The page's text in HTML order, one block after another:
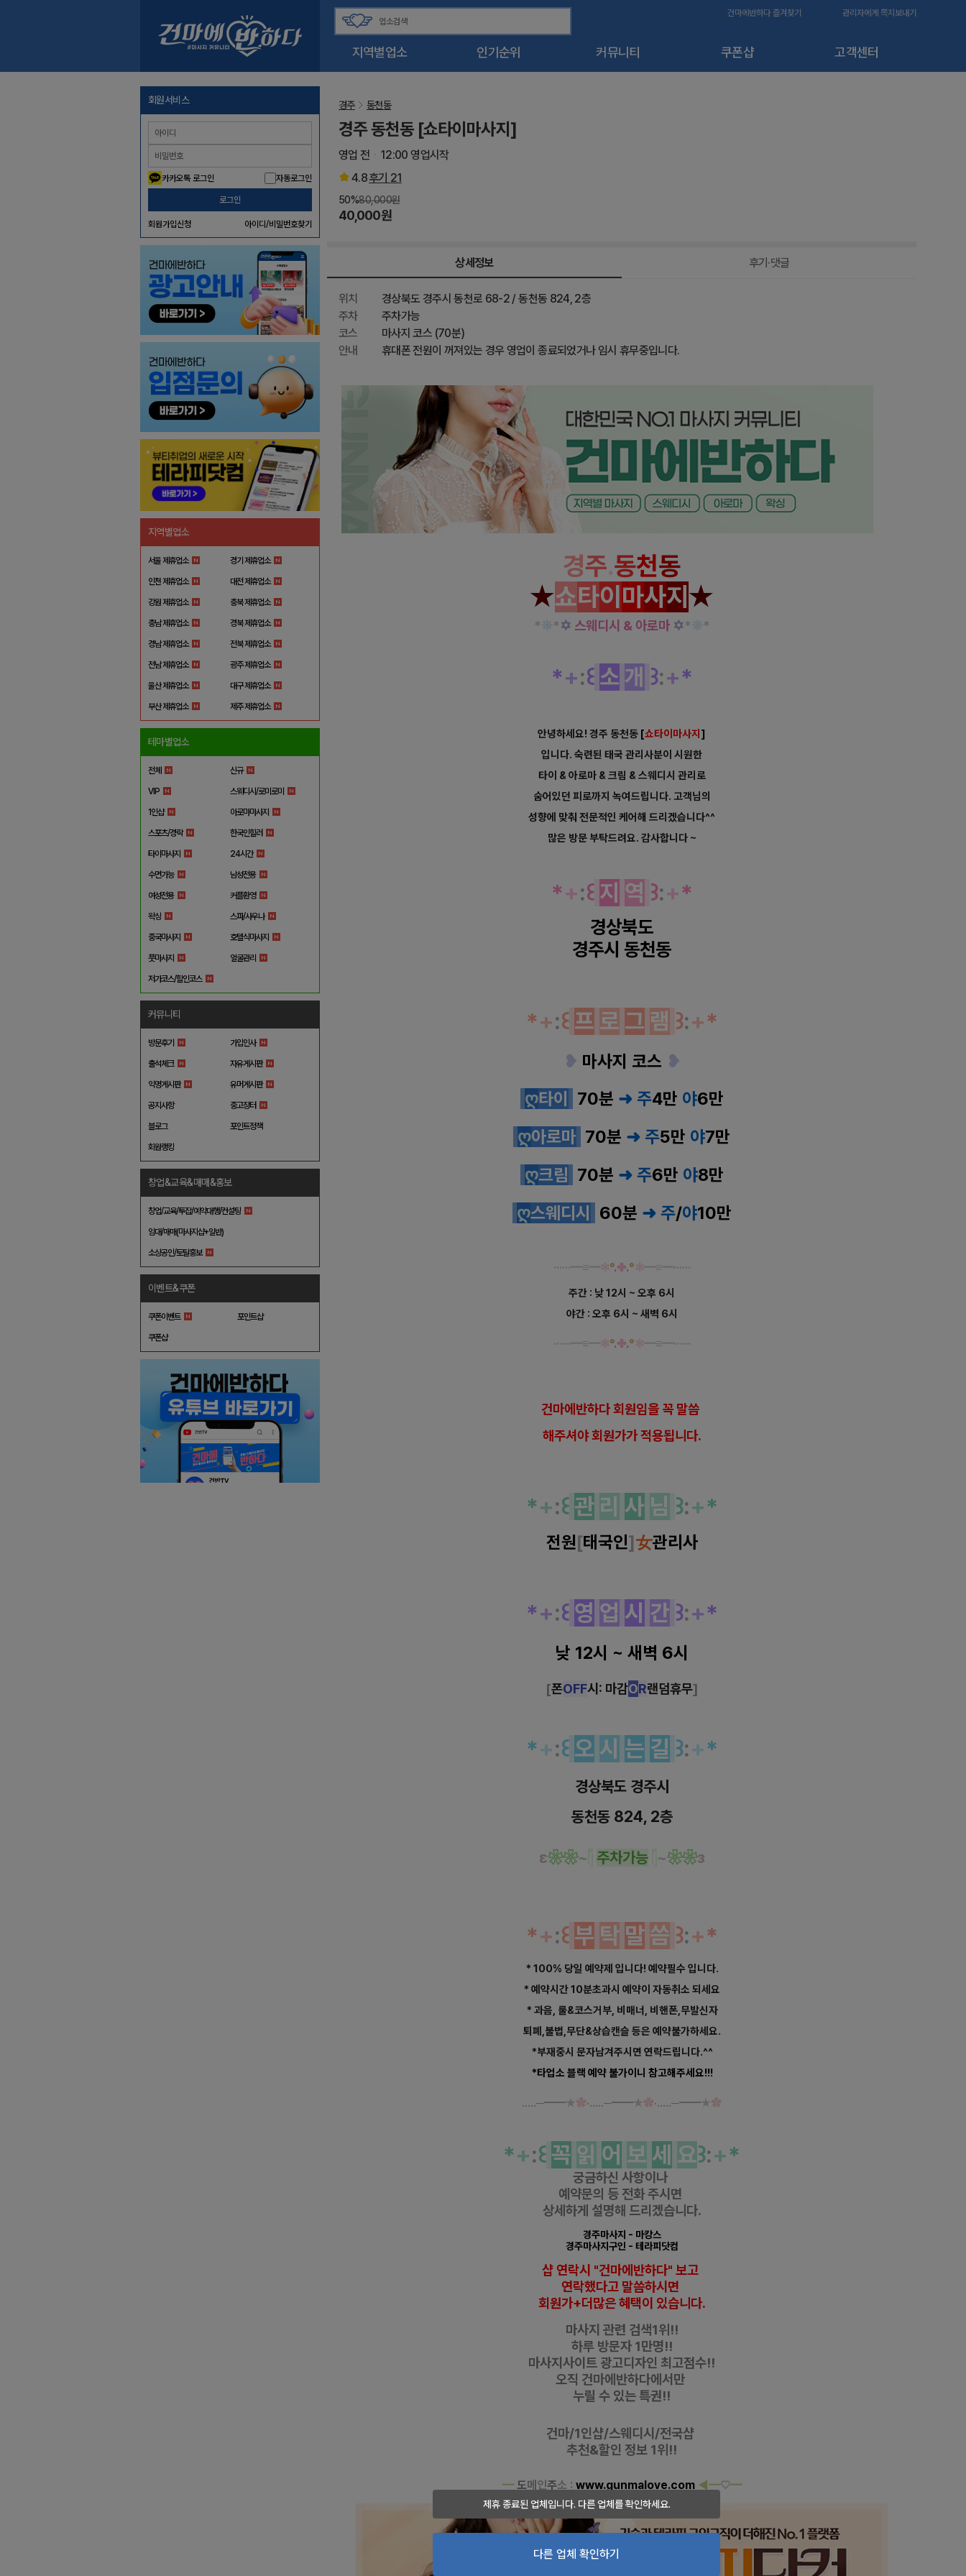
지역별업소 인기순위 커뮤니티 쿠폰샵 고객센터
건마에반하다 즐겨찾기 관리자에게 쪽지보내기
회원서비스
카카오톡 로그인 자동로그인
로그인
회원가입신청 아이디/비밀번호찾기
지역별업소
서울 제휴업소 경기 제휴업소
인천 제휴업소 대전 제휴업소
강원 제휴업소 충북 제휴업소
충남 제휴업소 경북 제휴업소
경남 제휴업소 전북 제휴업소
전남 제휴업소 광주 제휴업소
울산 제휴업소 대구 제휴업소
부산 제휴업소 제주 제휴업소
테마별업소
전체 신규
VIP 스웨디시/로미로미
1인샵 아로마마사지
스포츠/경락 한국인힐러
타이마사지 24시간
수면가능 남성전용
여성전용 커플환영
왁싱 스파/사우나
중국마사지 호텔식마사지
풋마사지 얼굴관리
저가코스/할인코스
커뮤니티
방문후기 가입인사
출석체크 자유게시판
익명게시판 유머게시판
공지사항 중고장터
블로그 포인트정책
회원랭킹
창업&교육&매매&홍보
창업/교육/투잡/예약대행/컨설팅
임대/매매(마사지샵+일반)
소상공인/토탈홍보
이벤트&쿠폰
쿠폰이벤트 포인트샵
쿠폰샵
제휴 종료된 업체입니다. 다른 업체를 확인하세요.
다른 업체 확인하기
경주 동천동
경주 동천동 [쇼타이마사지]
영업 전
12:00 영업시작
4.8후기 21
50%80,000원
40,000원
상세정보 후기·댓글
위치
경상북도 경주시 동천로 68-2 / 동천동 824, 2층
주차
주차가능
코스
마사지 코스 (70분)
안내
휴대폰 전원이 꺼져있는 경우 영업이 종료되었거나 임시 휴무중입니다.
경주.동천동
★쇼타이 마사지 ★
* *✡ 스웨디시 & 아로마 ✡* *
*+:꒰ 소 개 ꒱:+*
안녕하세요! 경주 동천동 [쇼타이마사지 ]
입니다. 숙련된 태국 관리사분이 시원한
타이 & 아로마 & 크림 & 스웨디시 관리로
숨어있던 피로까지 녹여드립니다. 고객님의
성향에 맞춰 전문적인 케어해 드리겠습니다^^
많은 방문 부탁드려요. 감사합니다 ~
*+:꒰ 지 역 ꒱:+*
경상북도
경주시 동천동
*+:꒰ 프 로 그 램 ꒱:+*
❥ 마사지 코스 ❥
ღ타이 70분 ➜ 주4만 야6만
ღ아로마 70분 ➜ 주5만 야7만
ღ크림 70분 ➜ 주6만 야8만
ღ스웨디시 60분 ➜ 주/야10만
······━≡━✼ °.✤.° ━≡━······
주간 : 낮 12시 ~ 오후 6시
야간 : 오후 6시 ~ 새벽 6시
······━≡━✼ °.✤.° ━≡━······
건마에반하다 회원임을 꼭 말씀
해주셔야 회원가가 적용됩니다.
*+:꒰ 관 리 사 님 ꒱:+*
전원[태국인]女관리사
*+:꒰ 영 업 시 간 ꒱:+*
낮 12시 ~ 새벽 6시
[폰OFF시: 마감OR랜덤휴무]
*+:꒰ 오 시 는 길 ꒱:+*
경상북도 경주시
동천동 824, 2층
ε❀❀~ 주차가능 ~❀❀з
*+:꒰ 부 탁 말 씀 ꒱:+*
* 100% 당일 예약제 입니다! 예약필수 입니다.
* 예약시간 10분초과시 예약이 자동취소 되세요
* 과음, 룰&코스거부, 비매너, 비핸폰,무발신자
퇴폐,불법,무단&상습캔슬 등은 예약불가하세요.
*부재중시 문자남겨주시면 연락드립니다.^^
*타업소 블랙 예약 불가이니 참고해주세요!!!
‥…─━━★✿·‥…─━━★✿·‥…─━━★✿
*+:꒰ 꼭 읽 어 보 세 요꒱:+*
궁금하신 사항이나
예약문의 등 전화 주시면
상세하게 설명해 드리겠습니다.
경주마사지 - 마캉스
경주마사지구인 - 테라피닷컴
샵 연락시 "건마에반하다" 보고
연락했다고 말씀하시면
회원가+더많은 혜택이 있습니다.
마사지 관련 검색1위!!
하루 방문자 1만명!!
마사지사이트 광고디자인 최고점수!!
오직 건마에반하다에서만
누릴 수 있는 특권!!
건마/1인샵/스웨디시/전국샵
추천&할인 정보 1위!!
━도메 인주소 : www.gunmalove.com ◀━♡━